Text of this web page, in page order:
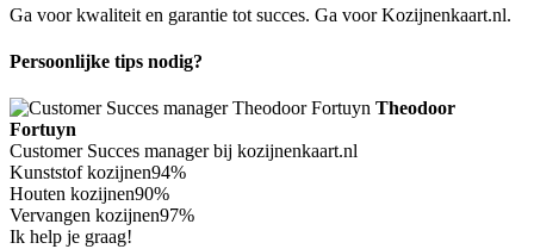
Ga voor kwaliteit en garantie tot succes. Ga voor Kozijnenkaart.nl.
Persoonlijke tips nodig?
Theodoor
Fortuyn
Customer Succes manager bij kozijnenkaart.nl
Kunststof kozijnen94%
Houten kozijnen90%
Vervangen kozijnen97%
Ik help je graag!